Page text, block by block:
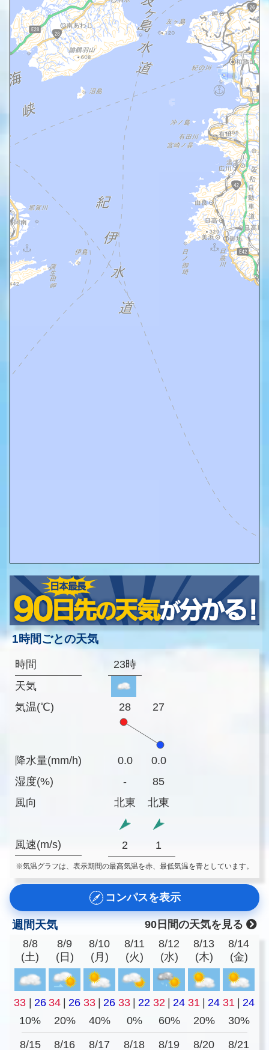
1時間ごとの天気
時間
天気
気温(℃)
降水量(mm/h)
湿度(%)
風向
風速(m/s)
23時
28 27
0.0
0.0
-
85
北東
北東
2 1
※気温グラフは、表示期間の最高気温を赤、最低気温を青としています。
コンパスを表示
週間天気
90日間の天気を見る
8/8
(土)
8/9
(日)
8/10
(月)
8/11
(火)
8/12
(水)
8/13
(木)
8/14
(金)
33 | 26 34 | 26 33 | 26 33 | 22 32 | 24 31 | 24 31 | 24
10%
20% 40% 0% 60% 20% 30%
8/15
8/16
8/17
8/18
8/19
8/20
8/21